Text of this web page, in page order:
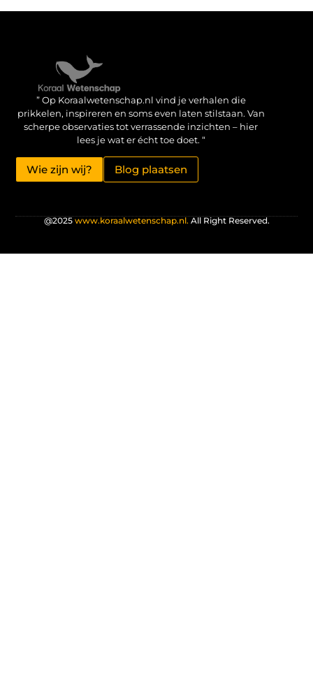
” Op Koraalwetenschap.nl vind je verhalen die
prikkelen, inspireren en soms even laten stilstaan. Van
scherpe observaties tot verrassende inzichten – hier
lees je wat er écht toe doet. “
Wie zijn wij? Blog plaatsen
@2025 www.koraalwetenschap.nl. All Right Reserved.